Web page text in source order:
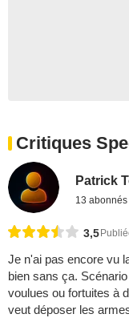
Critiques
Patrick
13 abonnés
3,5
Je n'ai pas encore vu
bien sans ça.
voulues ou fortuites à
veut déposer les